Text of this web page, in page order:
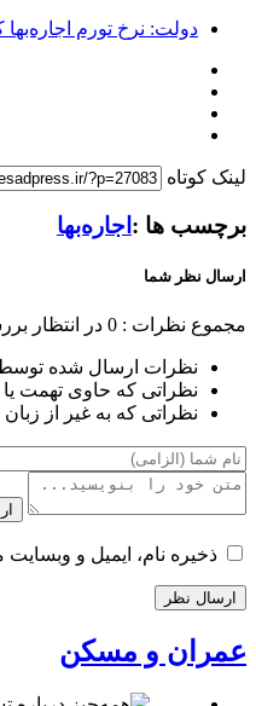
دولت: نرخ تورم
لینک کوتاه
برچسب ها : اجاره‌بها
ارسال نظر شما
مجموع نظرات : 0 در انتظار
نظرات ارسال شده توسط
نظراتی که حاوی تهمت یا
نظراتی که به غیر از
ذخیره نام، ایمیل و
عمران و مسکن